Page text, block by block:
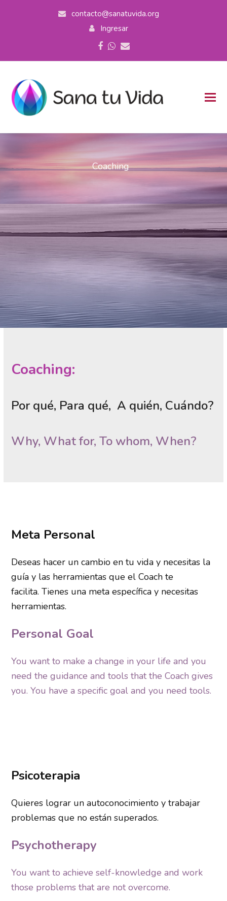
contacto@sanatuvida.org
Ingresar
Facebook
Whatsapp
Correo
electrónico
Coaching
Coaching:
Por qué, Para qué, A quién, Cuándo?
Why, What for, To whom, When?
Meta Personal
Deseas hacer un cambio en tu vida y necesitas la
guía y las herramientas que el Coach te
facilita.Tienes una meta específica y necesitas
herramientas.
Personal Goal
You want to make a change in your life and you
need the guidance and tools that the Coach gives
you. You have a specific goal and you need tools.
Psicoterapia
Quieres lograr un autoconocimiento y trabajar
problemas que no están superados.
Psychotherapy
You want to achieve self-knowledge and work
those problems that are not overcome.